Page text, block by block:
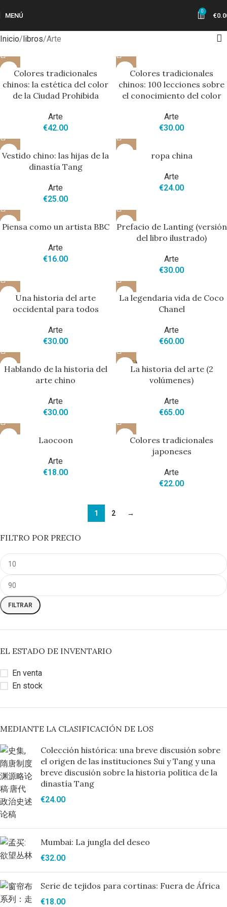
MENÚ
0
€
FILTRO POR PRECIO
FILTRAR
EL ESTADO DE INVENTARIO
En venta
En stock
MEDIANTE LA CLASIFICACIÓN DE LOS
Colección histórica: una breve discusión sobre
el origen de las instituciones Sui y Tang y una
breve discusión sobre la historia política de la
dinastía Tang
€24.00
Mumbai: La jungla del deseo
€32.00
Serie de tejidos para cortinas: Fuera de África
€18.00
Inicio libros Arte
Colores tradicionales
chinos: la estética del color
de la Ciudad Prohibida
Arte
€42.00
Colores tradicionales
chinos: 100 lecciones sobre
el conocimiento del color
Arte
€30.00
Vestido chino: las hijas de la
dinastía Tang
Arte
€25.00
ropa china
Arte
€24.00
Piensa como un artista BBC
Arte
€16.00
Prefacio de Lanting (versión
del libro ilustrado)
Arte
€30.00
Una historia del arte
occidental para todos
Arte
€30.00
La legendaria vida de Coco
Chanel
Arte
€60.00
Hablando de la historia del
arte chino
Arte
€30.00
AGOTA
DOLa historia del arte (2
volúmenes)
Arte
€65.00
Laocoon
Arte
€18.00
Colores tradicionales
japoneses
Arte
€22.00
1 2 →